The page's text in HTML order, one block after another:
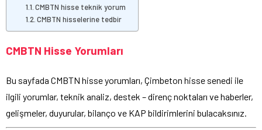
CMBTN hisse teknik yorum
CMBTN hisselerine tedbir
CMBTN Hisse Yorumları
Bu sayfada CMBTN hisse yorumları, Çimbeton hisse senedi ile
ilgili yorumlar, teknik analiz, destek – direnç noktaları ve haberler,
gelişmeler, duyurular, bilanço ve KAP bildirimlerini bulacaksınız.